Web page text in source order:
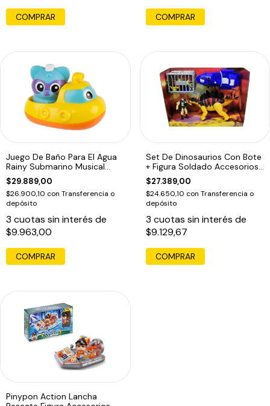
COMPRAR
Juego De Baño Para El Agua
Rainy Submarino Musical
Playgro
$29.889,00
$26.900,10 con Transferencia o
depósito
3 cuotas sin interés de
$9.963,00
Set De Dinosaurios Con Bote
+ Figura Soldado Accesorios
Ed
$27.389,00
$24.650,10 con Transferencia o
depósito
3 cuotas sin interés de
$9.129,67
Pinypon Action Lancha